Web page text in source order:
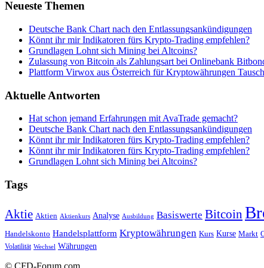
Neueste Themen
Deutsche Bank Chart nach den Entlassungsankündigungen
Könnt ihr mir Indikatoren fürs Krypto-Trading empfehlen?
Grundlagen Lohnt sich Mining bei Altcoins?
Zulassung von Bitcoin als Zahlungsart bei Onlinebank
Plattform Virwox aus Österreich für Kryptowährungen Tausch
Aktuelle Antworten
Hat schon jemand Erfahrungen mit AvaTrade gemacht?
Deutsche Bank Chart nach den Entlassungsankündigungen
Könnt ihr mir Indikatoren fürs Krypto-Trading empfehlen?
Könnt ihr mir Indikatoren fürs Krypto-Trading empfehlen?
Grundlagen Lohnt sich Mining bei Altcoins?
Tags
Aktie Aktien Aktienkurs Analyse Ausbildung Basiswerte Bitcoin
Handelskonto Handelsplattform Kryptowährungen Kurs Kurse Markt
Volatilität Wechsel Währungen
© CFD-Forum.com